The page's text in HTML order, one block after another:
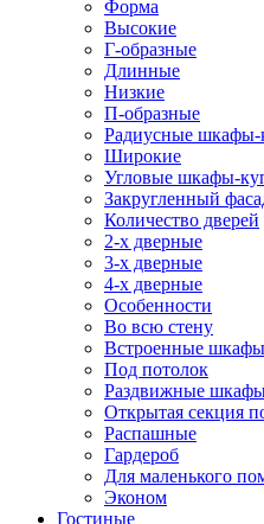
Форма
Высокие
Г-образные
Длинные
Низкие
П-образные
Радиусные шкафы-
Широкие
Угловые шкафы-
Закругленный
Количество дверей
2-х дверные
3-х дверные
4-х дверные
Особенности
Во всю стену
Встроенные
Под потолок
Раздвижные
Открытая секция
Распашные
Гардероб
Для маленького
Эконом
Гостиные